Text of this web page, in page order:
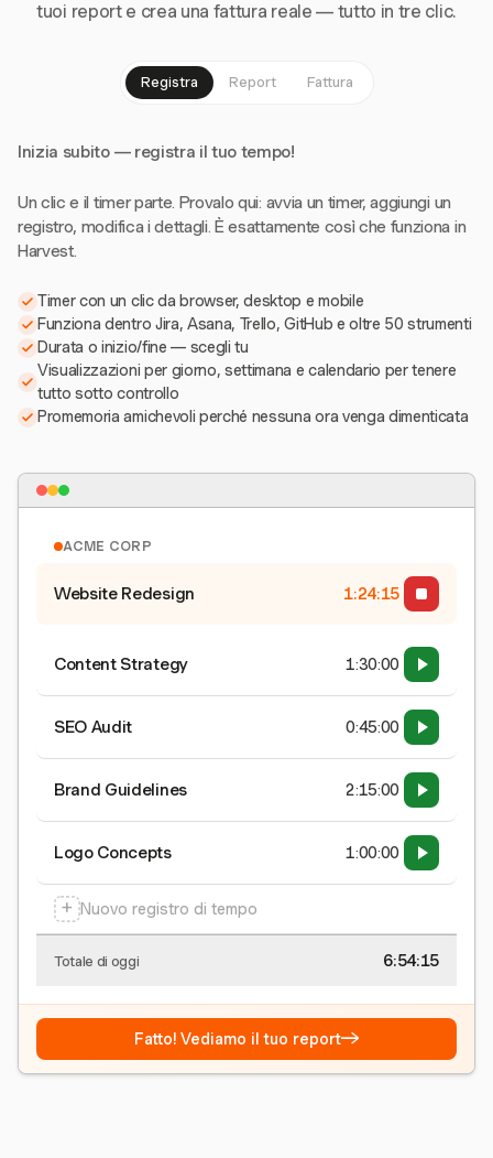
tuoi report e crea una fattura reale — tutto in tre clic.
Registra Report Fattura
Inizia subito — registra il tuo tempo!
Un clic e il timer parte. Provalo qui: avvia un timer, aggiungi un
registro, modifica i dettagli. È esattamente così che funziona in
Harvest.
Timer con un clic da browser, desktop e mobile
Funziona dentro Jira, Asana, Trello, GitHub e oltre 50 strumenti
Durata o inizio/fine — scegli tu
Visualizzazioni per giorno, settimana e calendario per tenere
tutto sotto controllo
Promemoria amichevoli perché nessuna ora venga dimenticata
ACME CORP
Website Redesign 1:24:15
Content Strategy 1:30:00
SEO Audit 0:45:00
Brand Guidelines 2:15:00
Logo Concepts 1:00:00
+ Nuovo registro di tempo
Totale di oggi 6:54:15
Fatto! Vediamo il tuo report→